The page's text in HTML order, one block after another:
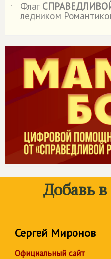
˙
Флаг
ледником
Добавь
Сергей Миронов
Официальный сайт